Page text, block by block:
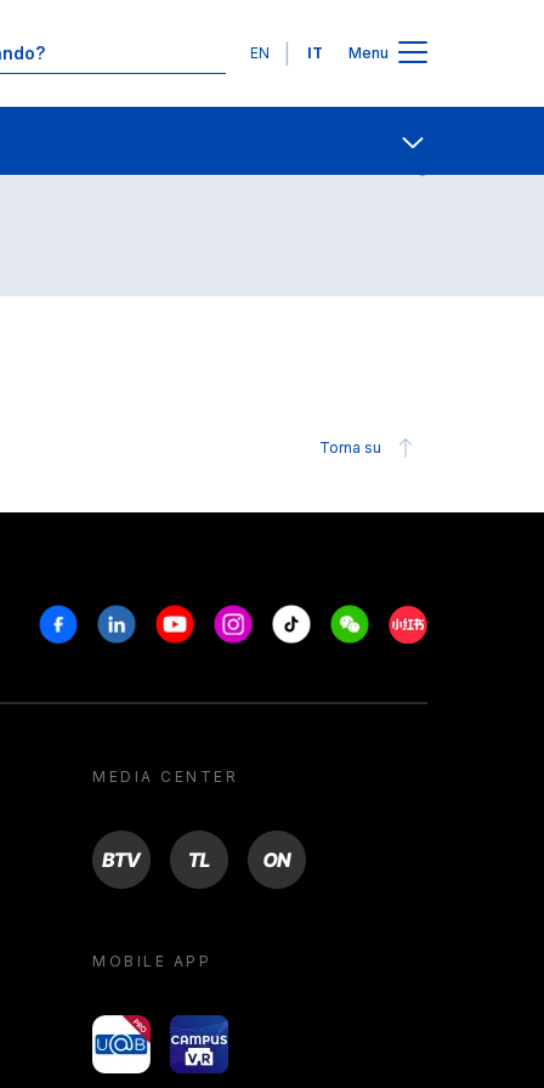
Lingue
EN IT Menu
Torna su
FacebookLinkedinYoutubeInstagram
Tiktok WeechatXiaohongshu/
MEDIA CENTER
BTV TL ON
MOBILE APP
yoU@B Campus VR